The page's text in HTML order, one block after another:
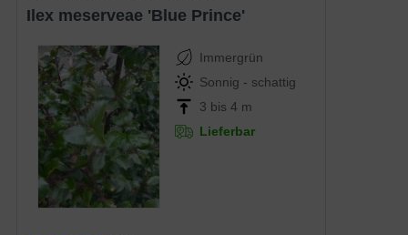
Ilex meserveae 'Blue Prince'
Immergrün
Sonnig - schattig
3 bis 4 m
Lieferbar